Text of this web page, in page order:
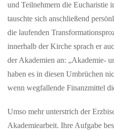
Willkommen auf der neuen
Der FC Schaffhausen freut sich,
präsentieren zu dürfen. Modern,
selbstverständlich in…
JUNI 02, 2026
After-Work-Event in
Waldshut-Tiengen —
futuristisch wie aus einem
und Teilnehmern die Eucharistie
tauschte sich anschließend
die laufenden
innerhalb der Kirche sprach er
der Akademien an: „Akademie-
haben es in diesen Umbrüchen
wenn wegfallende Finanzmittel
Umso mehr unterstrich der
Akademiearbeit. Ihre Aufgabe